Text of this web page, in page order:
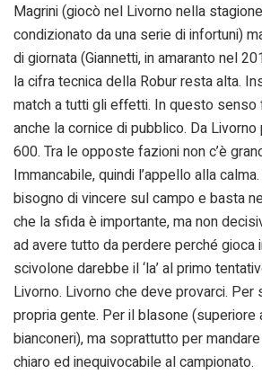
Magrini (giocò nel Livorno nella
condizionato da una serie di infortuni)
di giornata (Giannetti, in amaranto nel
la cifra tecnica della Robur resta alta.
match a tutti gli effetti. In questo senso
anche la cornice di pubblico. Da
600. Tra le opposte fazioni non c’è
Immancabile, quindi l’appello alla
bisogno di vincere sul campo e basta
che la sfida è importante, ma non
ad avere tutto da perdere perché gioca
scivolone darebbe il ‘la’ al primo
Livorno. Livorno che deve provarci.
propria gente. Per il blasone (superiore
bianconeri), ma soprattutto per
chiaro ed inequivocabile al campionato.